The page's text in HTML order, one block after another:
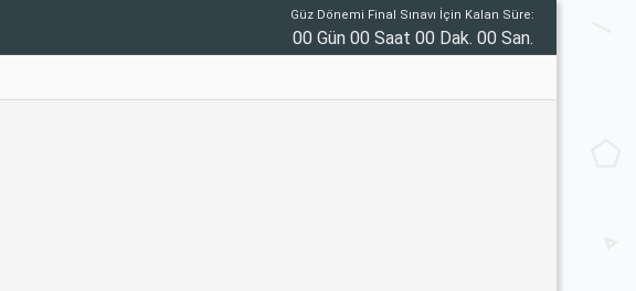
Güz Dönemi Final Sınavı İçin Kalan Süre:
00 Gün 00 Saat 00 Dak. 00 San.